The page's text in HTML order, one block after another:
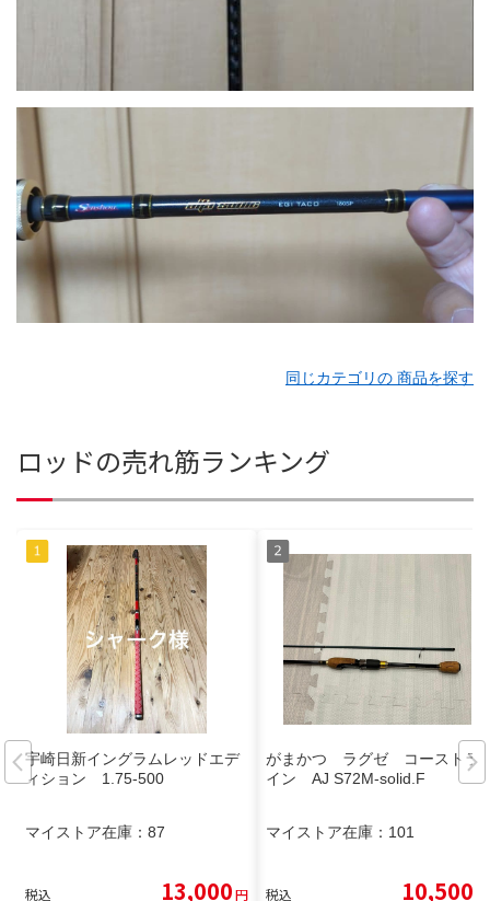
同じカテゴリの 商品を探す
ロッドの売れ筋ランキング
宇崎日新イングラムレッドエデ
ィション 1.75-500
マイストア在庫： 87
税込 13,000円
がまかつ ラグゼ コーストラ
イン AJ S72M-solid.F
マイストア在庫： 101
税込 10,500